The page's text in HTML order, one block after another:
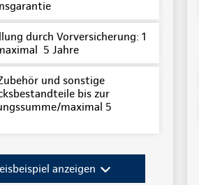
durch Vorversicherung: 1
5 Jahre
und sonstige
bis zur
maximal 5
anzeigen